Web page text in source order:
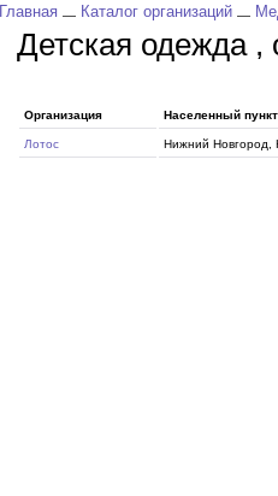
Главная Каталог организаций
Детская одежда ,
Организация Населенный пункт
Лотос Нижний Новгород,